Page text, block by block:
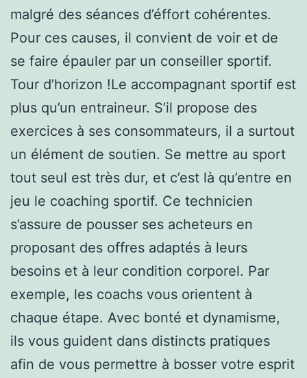
malgré des séances d’éffort cohérentes.
Pour ces causes, il convient de voir et de
se faire épauler par un conseiller sportif.
Tour d’horizon !Le accompagnant sportif est
plus qu’un entraineur. S’il propose des
exercices à ses consommateurs, il a surtout
un élément de soutien. Se mettre au sport
tout seul est très dur, et c’est là qu’entre en
jeu le coaching sportif. Ce technicien
s’assure de pousser ses acheteurs en
proposant des offres adaptés à leurs
besoins et à leur condition corporel. Par
exemple, les coachs vous orientent à
chaque étape. Avec bonté et dynamisme,
ils vous guident dans distincts pratiques
afin de vous permettre à bosser votre esprit